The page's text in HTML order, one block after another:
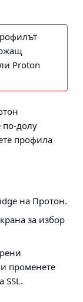
Proton
по-долу
профила
на Протон.
за избор
и променете
SSL.